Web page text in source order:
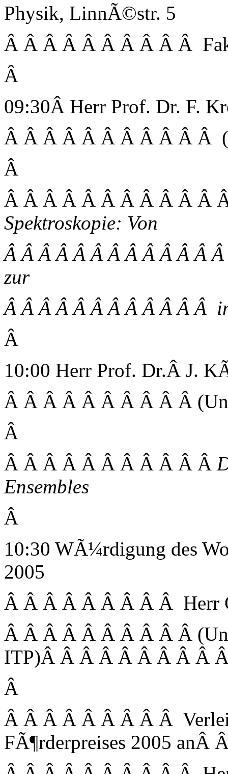
Physik, LinnÃ©str. 5
Â Â Â Â Â Â Â Â Â Â
Â
09:30Â Herr Prof. Dr. F.
Â Â Â Â Â Â Â Â Â Â Â
Â
Â Â Â Â Â Â Â Â Â Â Â
Spektroskopie: Von
Â Â Â Â Â Â Â Â Â Â Â Â
zur
Â Â Â Â Â Â Â Â Â Â Â Â
Â
10:00 Herr Prof. Dr.Â J.
Â Â Â Â Â Â Â Â Â Â
Â
Â Â Â Â Â Â Â Â Â Â Â
Ensembles
Â
10:30 WÃ¼rdigung des
2005
Â Â Â Â Â Â Â Â Â Herr
Â Â Â Â Â Â Â Â Â Â
ITP)Â Â Â Â Â Â Â Â Â
Â
Â Â Â Â Â Â Â Â Â
FÃ¶rderpreises 2005 anÂ